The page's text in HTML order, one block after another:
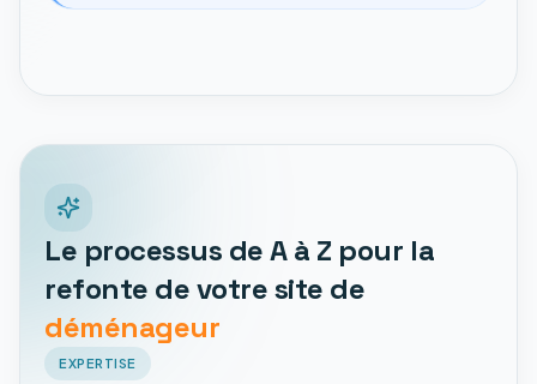
Le processus de A à Z pour la
refonte de votre site de
déménageur
EXPERTISE